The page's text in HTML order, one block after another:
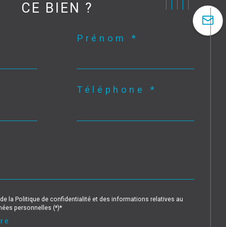
CE BIEN ?
Prénom *
Téléphone *
la Politique de confidentialité et des informations relatives au
personnelles (*)*